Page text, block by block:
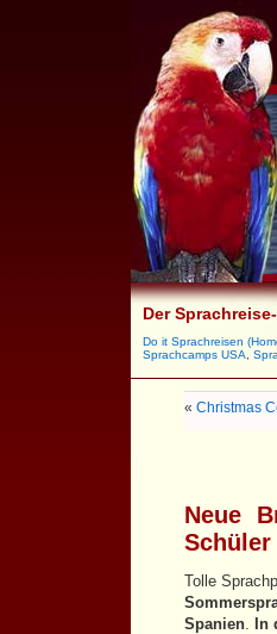
Der
Do it Sprachreisen
Sprachcamps USA
« Christmas
Neue
Schüler
Tolle
Spanien. In